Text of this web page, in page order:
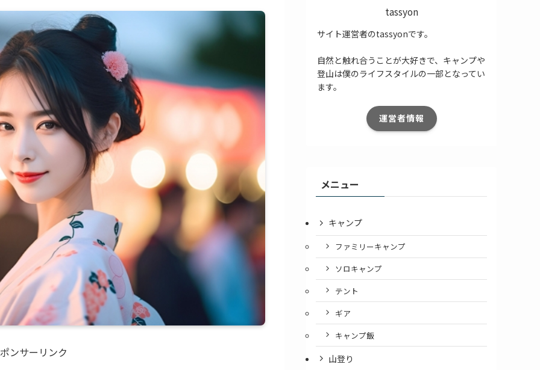
ンサーリンク
tassyon
サイト運営者のtassyonです。
自然と触れ合うことが大好きで、キャンプや
登山は僕のライフスタイルの一部となってい
ます。
運営者情報
メニュー
キャンプ
ファミリーキャンプ
ソロキャンプ
テント
ギア
キャンプ飯
山登り